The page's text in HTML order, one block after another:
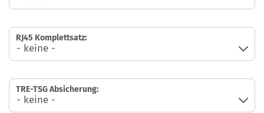
RJ45 Komplettsatz:
TRE-TSG Absicherung: